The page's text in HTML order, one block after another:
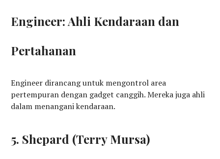
Engineer: Ahli Kendaraan dan
Pertahanan
Engineer dirancang untuk mengontrol area
pertempuran dengan gadget canggih. Mereka juga ahli
dalam menangani kendaraan.
5. Shepard (Terry Mursa)